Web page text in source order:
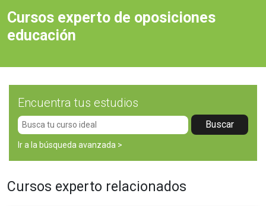
Cursos experto de oposiciones
educación
Encuentra tus estudios
Key
Ir a la búsqueda avanzada >
Cursos experto relacionados